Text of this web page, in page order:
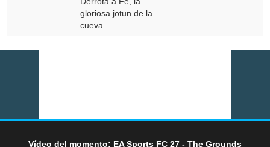
gloriosa jotun de la
cueva.
Vídeo del momento: EA Sports FC 27 - The Grounds